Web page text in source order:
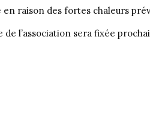
raison des fortes chaleurs
l’association sera fixée